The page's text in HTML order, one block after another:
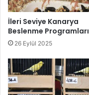
İleri Seviye Kanarya
Beslenme Programları
26 Eylül 2025